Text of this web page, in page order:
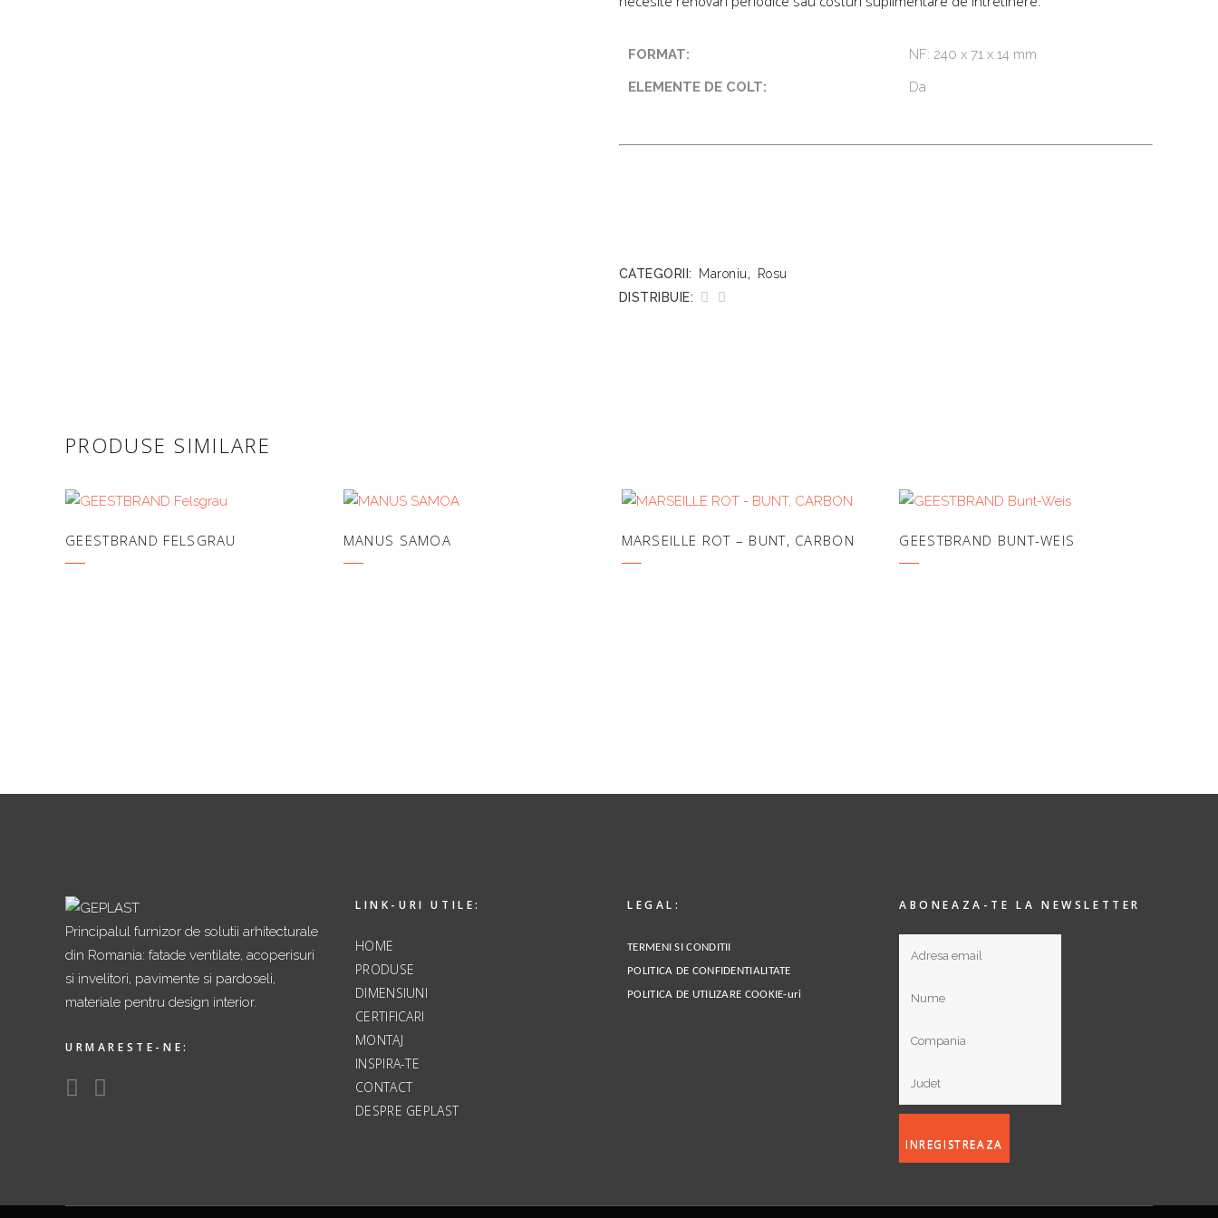
FORMAT:
NF: 240 x 71 x 14 mm
ELEMENTE DE COLT:
Da
CATEGORII: Maroniu,
Rosu
DISTRIBUIE:
PRODUSE SIMILARE
GEESTBRAND FELSGRAU MANUS SAMOA MARSEILLE ROT – BUNT, CARBON GEESTBRAND BUNT-WEIS
Principalul furnizor de solutii arhitecturale
din Romania: fatade ventilate, acoperisuri
si invelitori, pavimente si pardoseli,
materiale pentru design interior.
URMARESTE-NE:
LINK-URI UTILE:
HOME
PRODUSE
DIMENSIUNI
CERTIFICARI
MONTAJ
INSPIRA-TE
CONTACT
DESPRE GEPLAST
LEGAL:
TERMENI SI CONDITII
POLITICA DE CONFIDENTIALITATE
POLITICA DE UTILIZARE COOKIE-uri
ABONEAZA-TE LA NEWSLETTER